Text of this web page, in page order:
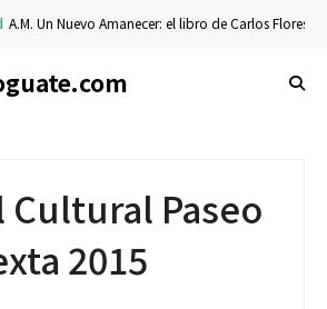
Un Nuevo Amanecer: el libro de Carlos Flores
Cultural Paseo
2015